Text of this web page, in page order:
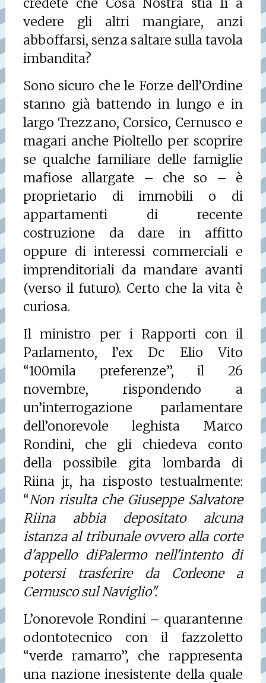
vedere gli altri mangiare, anzi
abboffarsi, senza saltare sulla tavola
imbandita?
Sono sicuro che le Forze dell’Ordine
stanno già battendo in lungo e in
largo Trezzano, Corsico, Cernusco e
magari anche Pioltello per scoprire
se qualche familiare delle famiglie
mafiose allargate – che so – è
proprietario di immobili o di
appartamenti di recente
costruzione da dare in affitto
oppure di interessi commerciali e
imprenditoriali da mandare avanti
(verso il futuro). Certo che la vita è
curiosa.
Il ministro per i Rapporti con il
Parlamento, l’ex Dc Elio Vito
“100mila preferenze”, il 26
novembre, rispondendo a
un’interrogazione parlamentare
dell’onorevole leghista Marco
Rondini, che gli chiedeva conto
della possibile gita lombarda di
Riina jr, ha risposto testualmente:
“Non risulta che Giuseppe Salvatore
Riina abbia depositato alcuna
istanza al tribunale ovvero alla corte
d'appello diPalermo nell'intento di
potersi trasferire da Corleone a
Cernusco sul Naviglio".
L’onorevole Rondini – quarantenne
odontotecnico con il fazzoletto
“verde ramarro”, che rappresenta
una nazione inesistente della quale